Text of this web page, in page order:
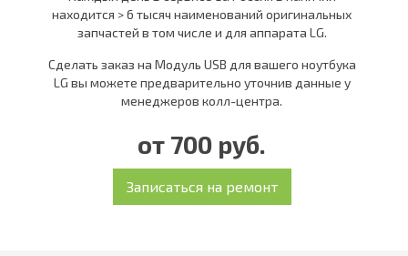
находится > 6 тысяч наименований оригинальных
запчастей в том числе и для аппарата LG.
Сделать заказ на Модуль USB для вашего ноутбука
LG вы можете предварительно уточнив данные у
менеджеров колл-центра.
от 700 руб.